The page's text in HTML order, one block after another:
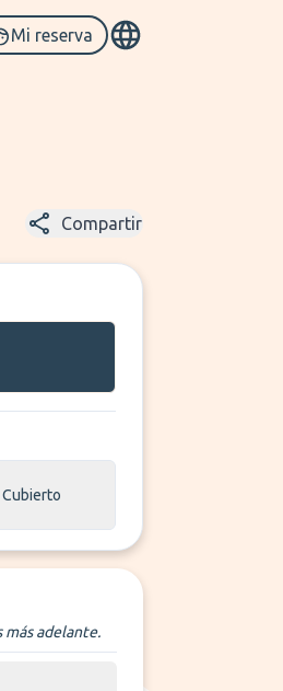
Mi reserva
Compartir
Cubierto
más adelante.